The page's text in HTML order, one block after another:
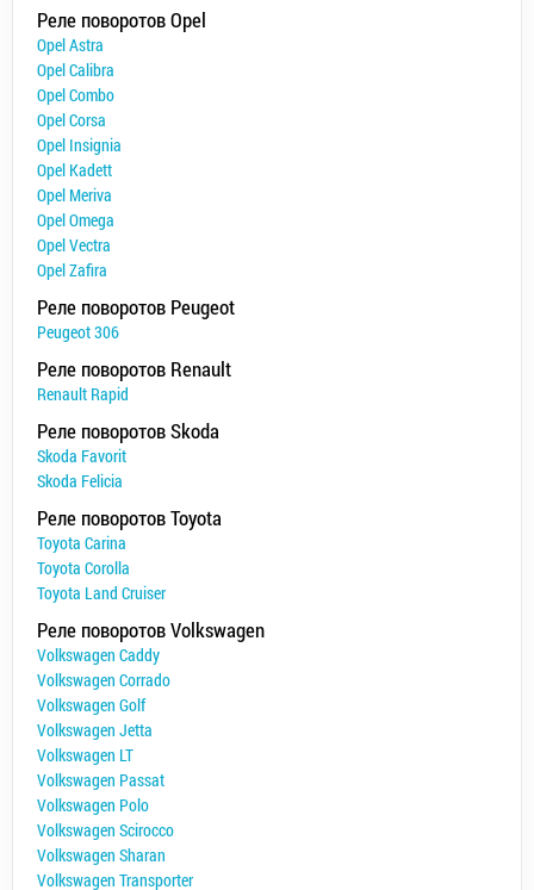
Реле поворотов Opel
Opel Astra
Opel Calibra
Opel Combo
Opel Corsa
Opel Insignia
Opel Kadett
Opel Meriva
Opel Omega
Opel Vectra
Opel Zafira
Реле поворотов Peugeot
Peugeot 306
Реле поворотов Renault
Renault Rapid
Реле поворотов Skoda
Skoda Favorit
Skoda Felicia
Реле поворотов Toyota
Toyota Carina
Toyota Corolla
Toyota Land Cruiser
Реле поворотов Volkswagen
Volkswagen Caddy
Volkswagen Corrado
Volkswagen Golf
Volkswagen Jetta
Volkswagen LT
Volkswagen Passat
Volkswagen Polo
Volkswagen Scirocco
Volkswagen Sharan
Volkswagen Transporter